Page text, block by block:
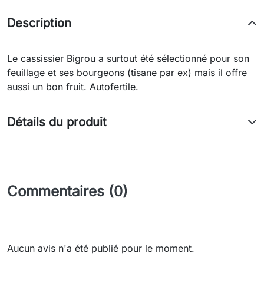
Description
Le cassissier Bigrou a surtout été sélectionné pour son
feuillage et ses bourgeons (tisane par ex) mais il offre
aussi un bon fruit. Autofertile.
Détails du produit
Commentaires (0)
Aucun avis n'a été publié pour le moment.